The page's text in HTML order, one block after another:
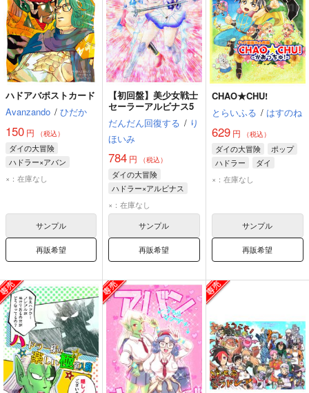
ハドアバポストカード
Avanzando / ひだか
150 円 （税込）
ダイの大冒険
ハドラー×アバン
ハドラー
×：在庫なし
サンプル
再販希望
【初回盤】美少女戦士
セーラーアルビナス5
だんだん回復する / り
ほいみ
784 円 （税込）
ダイの大冒険
ハドラー×アルビナス
アルビナス
マァム
×：在庫なし
サンプル
再販希望
CHAO★CHU!
とらいふる / はすのね
629円 （税込）
ダイの大冒険
ポップ
ハドラー
ダイ
×：在庫なし
サンプル
再販希望